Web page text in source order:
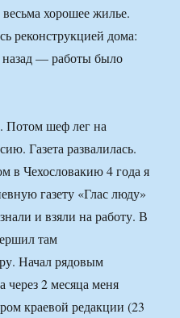
хорошее жилье.
реконструкцией дома:
назад — работы было
Потом шеф лег на
Газета развалилась.
в Чехословакию 4 года я
газету «Глас люду»
и взяли на работу. В
там
Начал рядовым
через 2 месяца меня
краевой редакции (23